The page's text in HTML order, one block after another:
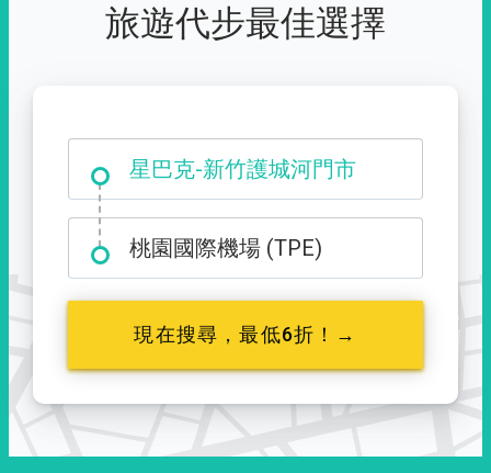
旅遊代步最佳選擇
星巴克-新竹護城河門市
大霸尖山登山口
桃園國際機場 (TPE)
現在搜尋，最低6折！→